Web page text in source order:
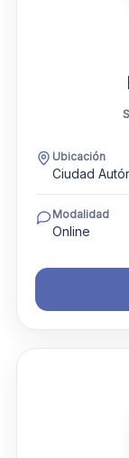
Ubicación
Ciudad
Modalidad
Online